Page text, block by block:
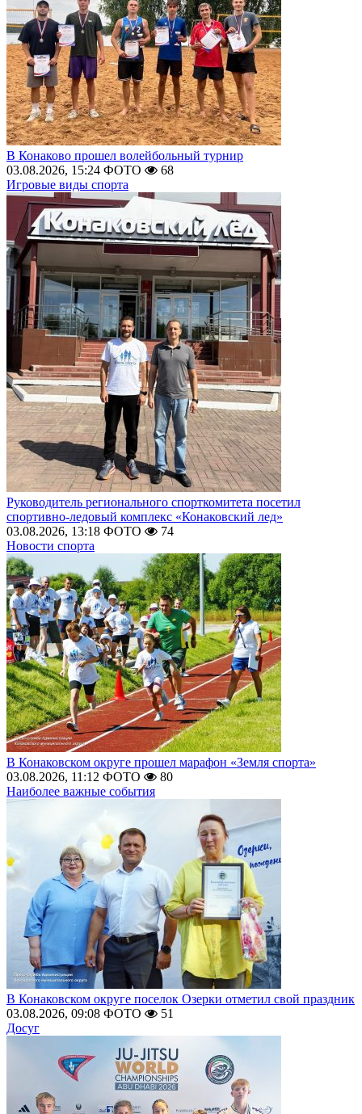
В Конаково прошел волейбольный турнир
03.08.2026, 15:24 ФОТО
68
Игровые виды спорта
Руководитель регионального спорткомитета посетил
спортивно-ледовый комплекс «Конаковский лед»
03.08.2026, 13:18 ФОТО
74
Новости спорта
В Конаковском округе прошел марафон «Земля спорта»
03.08.2026, 11:12 ФОТО
80
Наиболее важные события
В Конаковском округе поселок Озерки отметил свой праздник
03.08.2026, 09:08 ФОТО
51
Досуг